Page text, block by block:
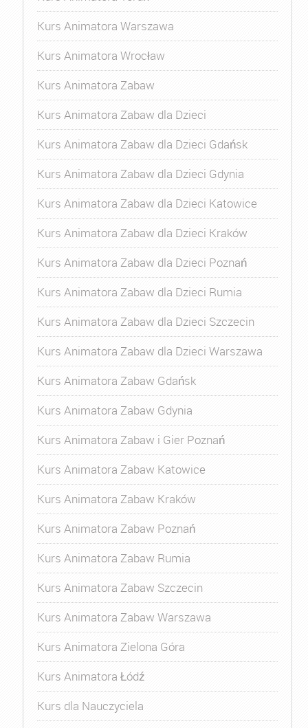
Kurs Animatora Warszawa
Kurs Animatora Wrocław
Kurs Animatora Zabaw
Kurs Animatora Zabaw dla Dzieci
Kurs Animatora Zabaw dla Dzieci Gdańsk
Kurs Animatora Zabaw dla Dzieci Gdynia
Kurs Animatora Zabaw dla Dzieci Katowice
Kurs Animatora Zabaw dla Dzieci Kraków
Kurs Animatora Zabaw dla Dzieci Poznań
Kurs Animatora Zabaw dla Dzieci Rumia
Kurs Animatora Zabaw dla Dzieci Szczecin
Kurs Animatora Zabaw dla Dzieci Warszawa
Kurs Animatora Zabaw Gdańsk
Kurs Animatora Zabaw Gdynia
Kurs Animatora Zabaw i Gier Poznań
Kurs Animatora Zabaw Katowice
Kurs Animatora Zabaw Kraków
Kurs Animatora Zabaw Poznań
Kurs Animatora Zabaw Rumia
Kurs Animatora Zabaw Szczecin
Kurs Animatora Zabaw Warszawa
Kurs Animatora Zielona Góra
Kurs Animatora Łódź
Kurs dla Nauczyciela